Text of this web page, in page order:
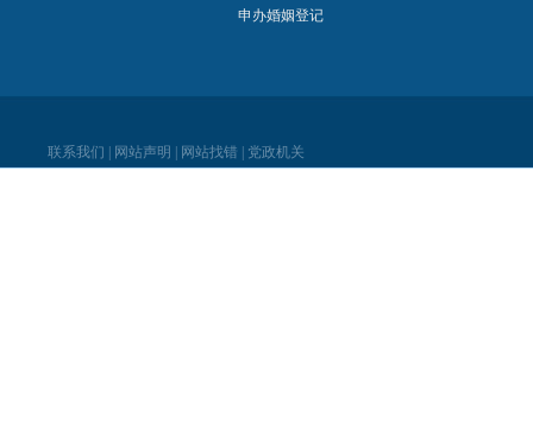
申办婚姻登记
联系我们 网站声明 网站找错 党政机关